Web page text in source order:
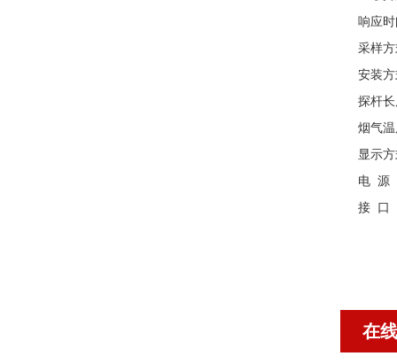
响应
采样
安装
探杆
烟气
显示
电 源
接 口
在